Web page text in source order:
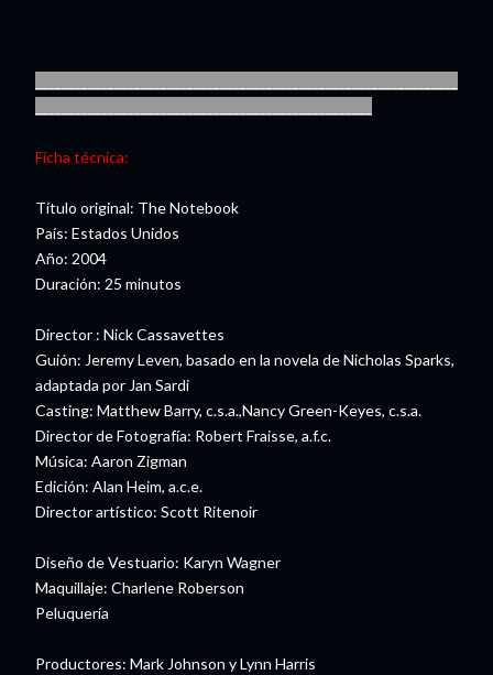
Ficha técnica:
Título original: The Notebook
País: Estados Unidos
Año: 2004
Duración: 25 minutos
Director : Nick Cassavettes
Guión: Jeremy Leven, basado en la novela de Nicholas Sparks,
adaptada por Jan Sardi
Casting: Matthew Barry, c.s.a.,Nancy Green-Keyes, c.s.a.
Director de Fotografía: Robert Fraisse, a.f.c.
Música: Aaron Zigman
Edición: Alan Heim, a.c.e.
Director artístico: Scott Ritenoir
Diseño de Vestuario: Karyn Wagner
Maquillaje: Charlene Roberson
Peluquería
Productores: Mark Johnson y Lynn Harris